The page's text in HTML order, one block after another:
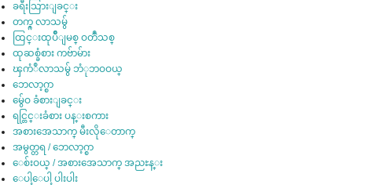
ခရီးသြားျခင္း
တက္ဂ္ လာသမွ်
ထြင္းထုပ်ိဳျမစ္ ဝတၳဳသစ္
ထုဆစ္ခံစား ကဗ်ာမ်ား
ၾကံဳလာသမွ် ဘံုဘဝဝယ္
ဘေလာ့ဂ္စာ
မွ်ေဝ ခံစားျခင္း
ရင္တြင္းခံစား ပန္းစကား
အစားအေသာက္ မီးလိုေတာက္
အမွတ္တရ / ဘေလာ့ဂ္စာ
ေစ်းဝယ္ / အစားအေသာက္ အညႊန္း
ေပါ့ေပါ့ ပါးပါး